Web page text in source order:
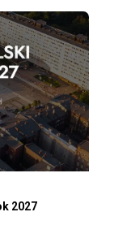
2027